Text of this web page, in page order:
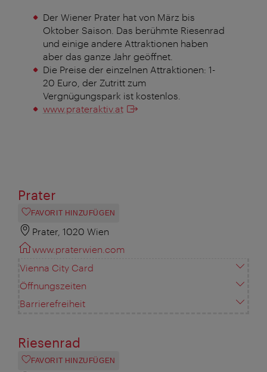
Der Wiener Prater hat von März bis
Oktober Saison. Das berühmte Riesenrad
und einige andere Attraktionen haben
aber das ganze Jahr geöffnet.
Die Preise der einzelnen Attraktionen: 1-
20 Euro, der Zutritt zum
Vergnügungspark ist kostenlos.
www.prateraktiv.at
Prater
FAVORIT HINZUFÜGEN
Prater, 1020 Wien
www.praterwien.com
Vienna City Card
Öffnungszeiten
Barrierefreiheit
Riesenrad
FAVORIT HINZUFÜGEN